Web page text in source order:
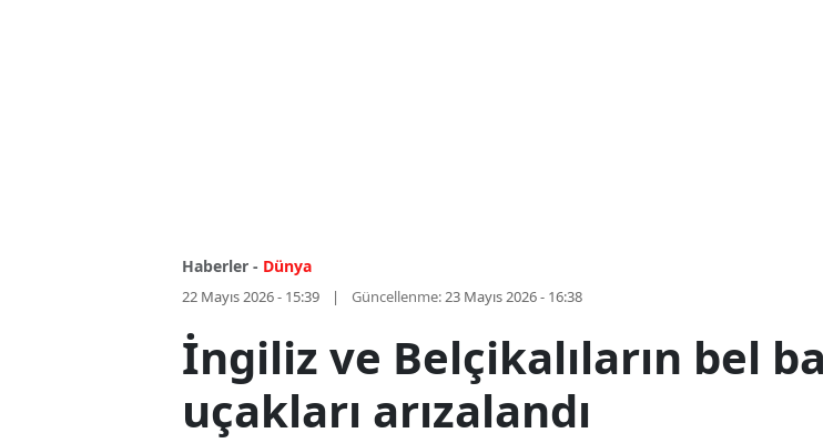
Haberler - Dünya
22 Mayıs 2026 - 15:39 Güncellenme:23 Mayıs 2026 - 16:38
İngiliz ve Belçikalıların bel
uçakları arızalandı